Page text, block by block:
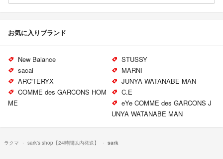
お気に入りブランド
New Balance
STUSSY
sacai
MARNI
ARC'TERYX
JUNYA WATANABE MAN
COMME des GARCONS HOM
ME
C.E
eYe COMME des GARCONS J
UNYA WATANABE MAN
ラクマ sark's shop【24時間以内発送】 sark